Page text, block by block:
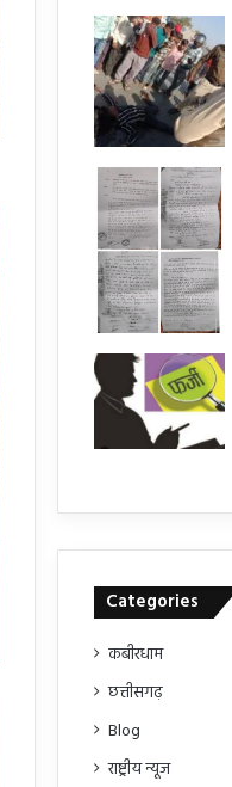
Categories
कबीरधाम
छत्तीसगढ़
Blog
राष्ट्रीय न्यूज